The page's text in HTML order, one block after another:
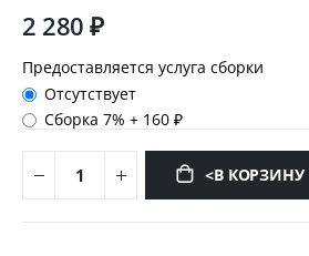
2 280 ₽
Предоставляется услуга сборки
Отсутствует
Сборка 7%+ 160 ₽
<В КОРЗИНУ